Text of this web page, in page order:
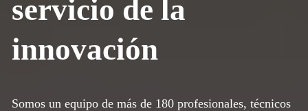
servicio de la
innovación
Somos un equipo de más de 180 profesionales, técnicos